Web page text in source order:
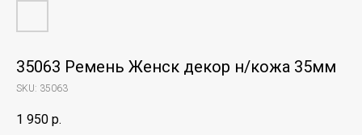
35063 Ремень Женск декор н/кожа 35мм
SKU: 35063
1 950 р.